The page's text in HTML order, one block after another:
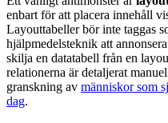
enbart för att placera innehåll
Layouttabeller bör inte taggas
hjälpmedelsteknik att
skilja en datatabell från en
relationerna är detaljerat
granskning av människor som
dag.